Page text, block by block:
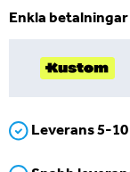
Enkla
Leverans 5-